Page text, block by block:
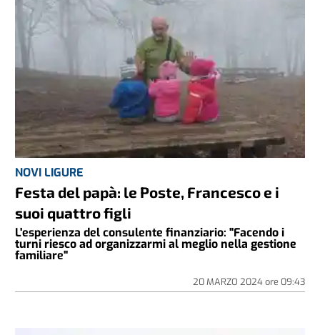
NOVI LIGURE
Festa del papà: le Poste, Francesco e i
suoi quattro figli
L'esperienza del consulente finanziario: "Facendo i
turni riesco ad organizzarmi al meglio nella gestione
familiare"
20 MARZO 2024ore 09:43